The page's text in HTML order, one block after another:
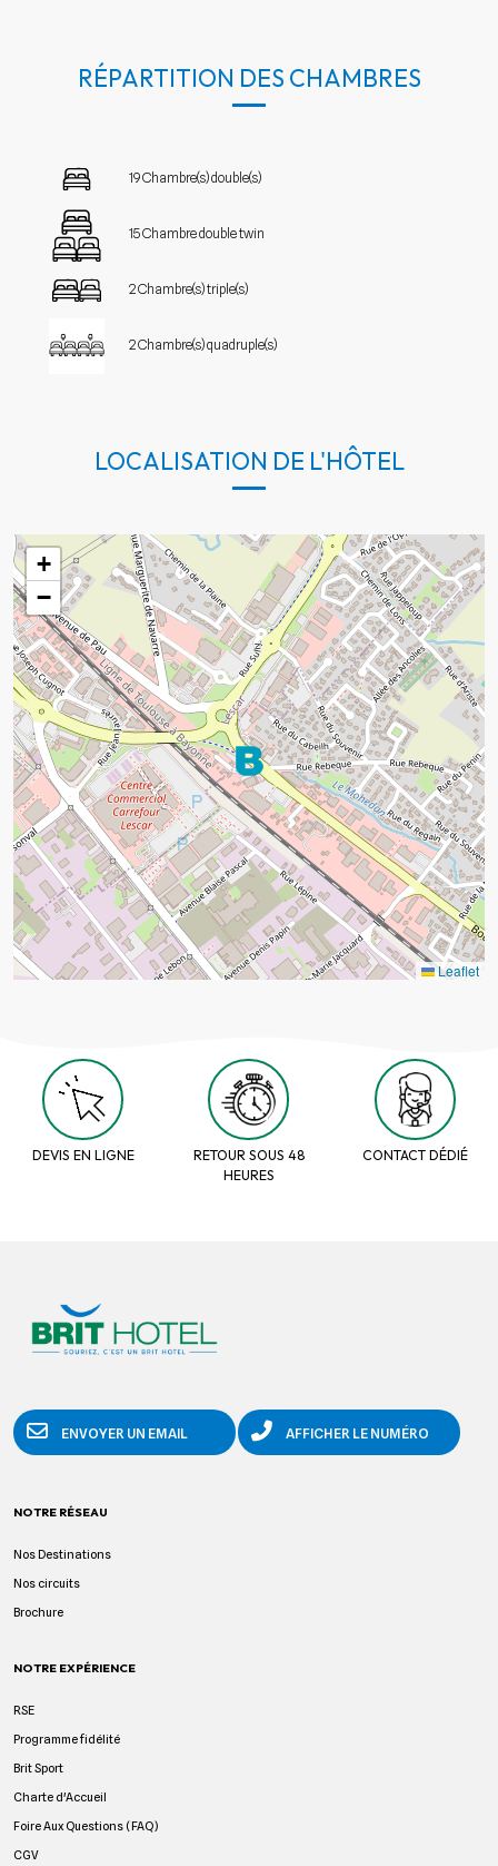
RÉPARTITION DES CHAMBRES
19 Chambre(s) double(s)
15 Chambre double twin
2 Chambre(s) triple(s)
2 Chambre(s) quadruple(s)
LOCALISATION DE L'HÔTEL
+
−
Leaflet
DEVIS EN LIGNE
RETOUR SOUS 48
HEURES
CONTACT DÉDIÉ
ENVOYER UN EMAIL AFFICHER LE NUMÉRO
NOTRE RÉSEAU
Nos Destinations
Nos circuits
Brochure
NOTRE EXPÉRIENCE
RSE
Programme fidélité
Brit Sport
Charte d'Accueil
Foire Aux Questions (FAQ)
CGV